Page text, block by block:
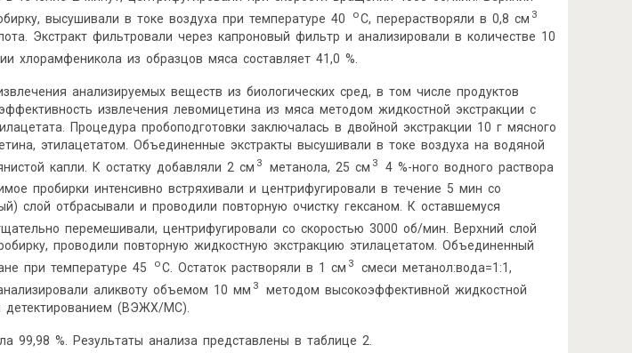
высушивали в токе воздуха при температуре 40
оС, перерастворяли в 0,8 см 3
Экстракт фильтровали через капроновый фильтр и анализировали в количестве 10
хлорамфеникола из образцов мяса составляет 41,0 %.
анализируемых веществ из биологических сред, в том числе продуктов
извлечения левомицетина из мяса методом жидкостной экстракции с
Процедура пробоподготовки заключалась в двойной экстракции 10 г мясного
этилацетатом. Объединенные экстракты высушивали в токе воздуха на водяной
капли. К остатку добавляли 2 см 3 метанола, 25 см 3
4 %-ного водного раствора
пробирки интенсивно встряхивали и центрифугировали в течение 5 мин со
слой отбрасывали и проводили повторную очистку гексаном. К оставшемуся
перемешивали, центрифугировали со скоростью 3000 об/мин. Верхний слой
проводили повторную жидкостную экстракцию этилацетатом. Объединенный
при температуре 45
оС. Остаток растворяли в 1 см 3
смеси метанол:вода=1:1,
аликвоту объемом 10 мм 3
методом высокоэффективной жидкостной
детектированием (ВЭЖХ/МС).
99,98 %. Результаты анализа представлены в таблице 2.